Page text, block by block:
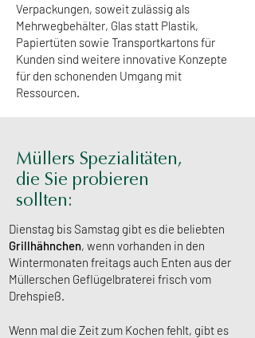
Verpackungen, soweit zulässig als
Mehrwegbehälter, Glas statt Plastik,
Papiertüten sowie Transportkartons für
Kunden sind weitere innovative Konzepte
für den schonenden Umgang mit
Ressourcen.
Müllers Spezialitäten,
die Sie probieren
sollten:
Dienstag bis Samstag gibt es die beliebten
Grillhähnchen, wenn vorhanden in den
Wintermonaten freitags auch Enten aus der
Müllerschen Geflügelbraterei frisch vom
Drehspieß.
Wenn mal die Zeit zum Kochen fehlt, gibt es